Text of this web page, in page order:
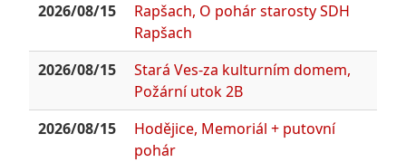
2026/08/15
Rapšach, O pohár starosty SDH
Rapšach
2026/08/15
Stará Ves-za kulturním domem,
Požární utok 2B
2026/08/15
Hodějice, Memoriál + putovní
pohár